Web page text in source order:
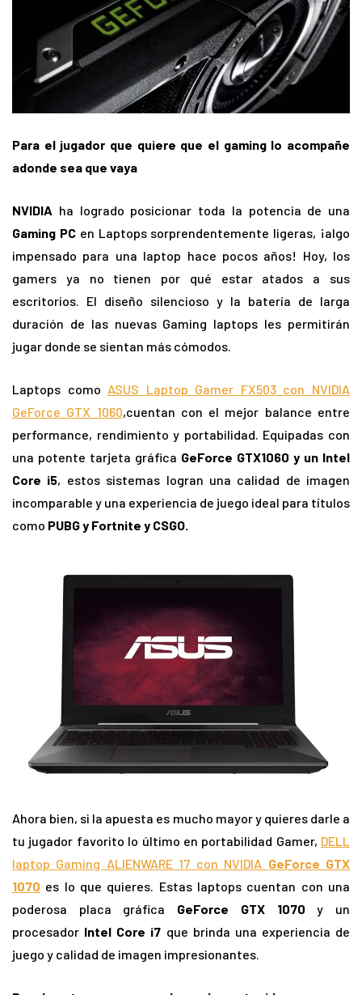
Para el jugador que quiere que el gaming lo acompañe
adonde sea que vaya
NVIDIA ha logrado posicionar toda la potencia de una
Gaming PCen Laptops sorprendentemente ligeras, ¡algo
impensado para una laptop hace pocos años! Hoy, los
gamers ya no tienen por qué estar atados a sus
escritorios. El diseño silencioso y la batería de larga
duración de las nuevas Gaming laptops les permitirán
jugar donde se sientan más cómodos.
Laptops como ASUS Laptop Gamer FX503 con NVIDIA
GeForce GTX 1060,cuentan con el mejor balance entre
performance, rendimiento y portabilidad. Equipadas con
una potente tarjeta gráfica GeForce GTX1060 y un Intel
Core i5, estos sistemas logran una calidad de imagen
incomparable y una experiencia de juego ideal para títulos
como PUBG y Fortnite y CSGO.
Ahora bien, si la apuesta es mucho mayor y quieres darle a
tu jugador favorito lo último en portabilidad Gamer, DELL
laptop Gaming ALIENWARE 17 con NVIDIA GeForce GTX
1070 es lo que quieres. Estas laptops cuentan con una
poderosa placa gráfica GeForce GTX 1070 y un
procesador Intel Core i7 que brinda una experiencia de
juego y calidad de imagen impresionantes.